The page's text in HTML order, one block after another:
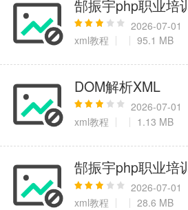
郜振宇php职业培
2026-07-01
xml教程
95.1 MB
DOM解析XML
2026-07-01
xml教程
1.13 MB
郜振宇php职业培
2026-07-01
xml教程
28.6 MB